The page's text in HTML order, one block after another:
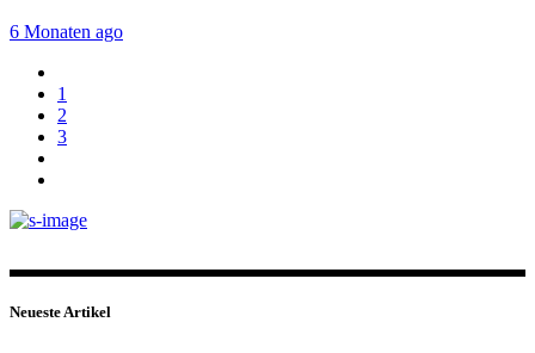
6 Monaten ago
1
2
3
Neueste Artikel